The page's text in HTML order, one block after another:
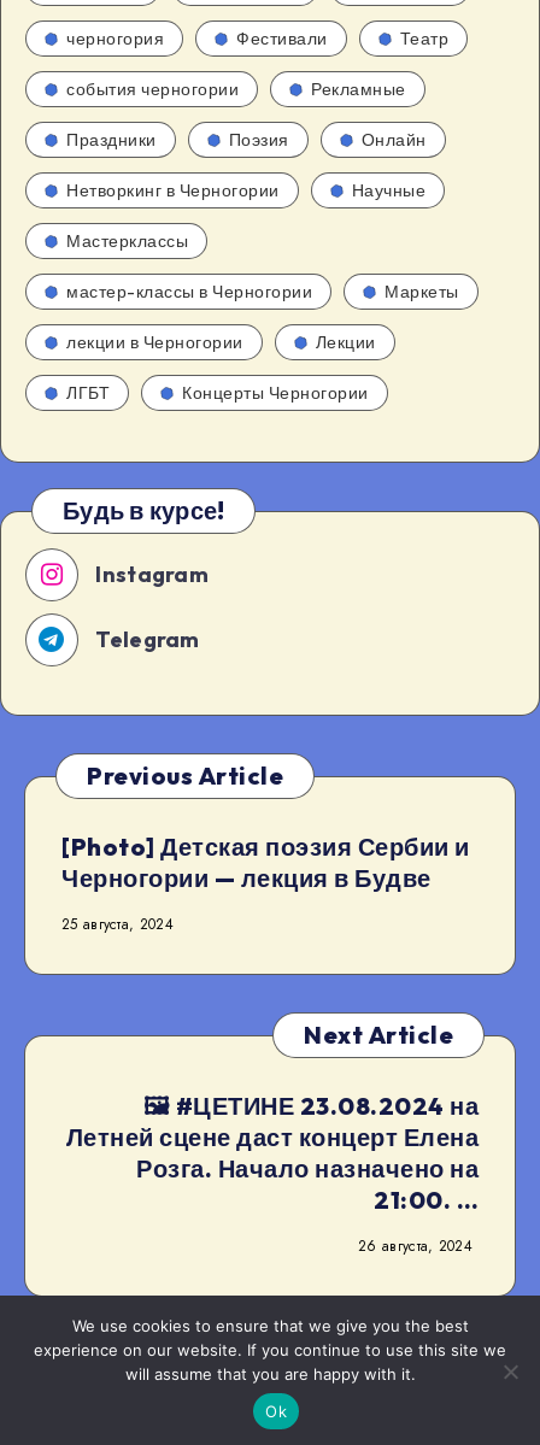
черногория Фестивали Театр
события черногории Рекламные
Праздники Поэзия Онлайн
Нетворкинг в Черногории Научные
Мастерклассы
мастер-классы в Черногории Маркеты
лекции в Черногории Лекции
ЛГБТ Концерты Черногории
Будь в курсе!
Instagram
Telegram
Previous Article
[Photo] Детская поэзия Сербии и
Черногории — лекция в Будве
25 августа, 2024
Next Article
🖼 #ЦЕТИНЕ 23.08.2024 на
Летней сцене даст концерт Елена
Розга. Начало назначено на
21:00. …
26 августа, 2024
Artur Netsvetaev
We use cookies to ensure that we give you the best
experience on our website. If you continue to use this site we
will assume that you are happy with it.
Ok